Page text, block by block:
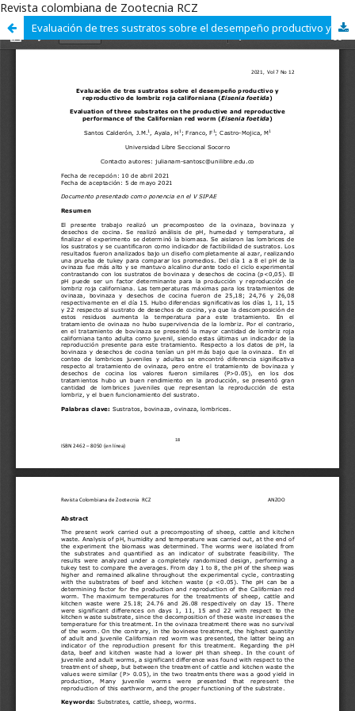
Revista colombiana de Zootecnia RCZ
Evaluación de tres sustratos sobre el desempeño productivo y reproductivo de lombriz roja californiana (Eisenia foetida)